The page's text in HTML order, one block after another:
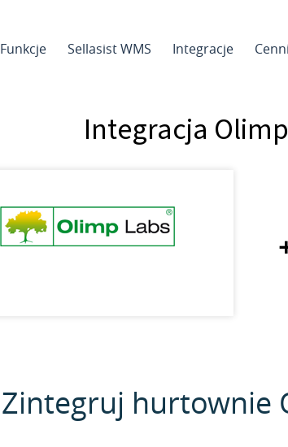
Funkcje Sellasist WMS Integracje
Integracja
Zintegruj hurtownie